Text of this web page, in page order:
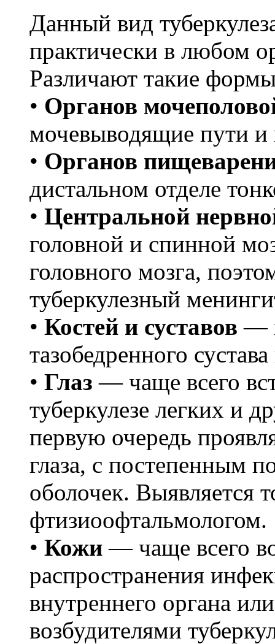
Данный вид
практически в любом
Различают такие формы
• Органов
мочевыводящие пути и
• Органов
дистальном отделе
• Центральной
головной и спинной
головного мозга,
туберкулезный
• Костей и суставов —
тазобедренного
• Глаз — чаще всего
туберкулезе легких и
первую очередь
глаза, с постепенным
оболочек. Выявляется
фтизиоофтальмологом.
• Кожи — чаще всего
распространения
внутреннего органа
возбудителями